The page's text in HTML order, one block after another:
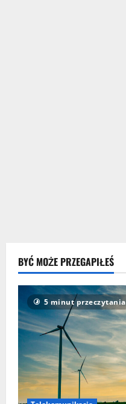
BYĆ MOŻE PRZEGAPIŁEŚ
5 minut przeczytania